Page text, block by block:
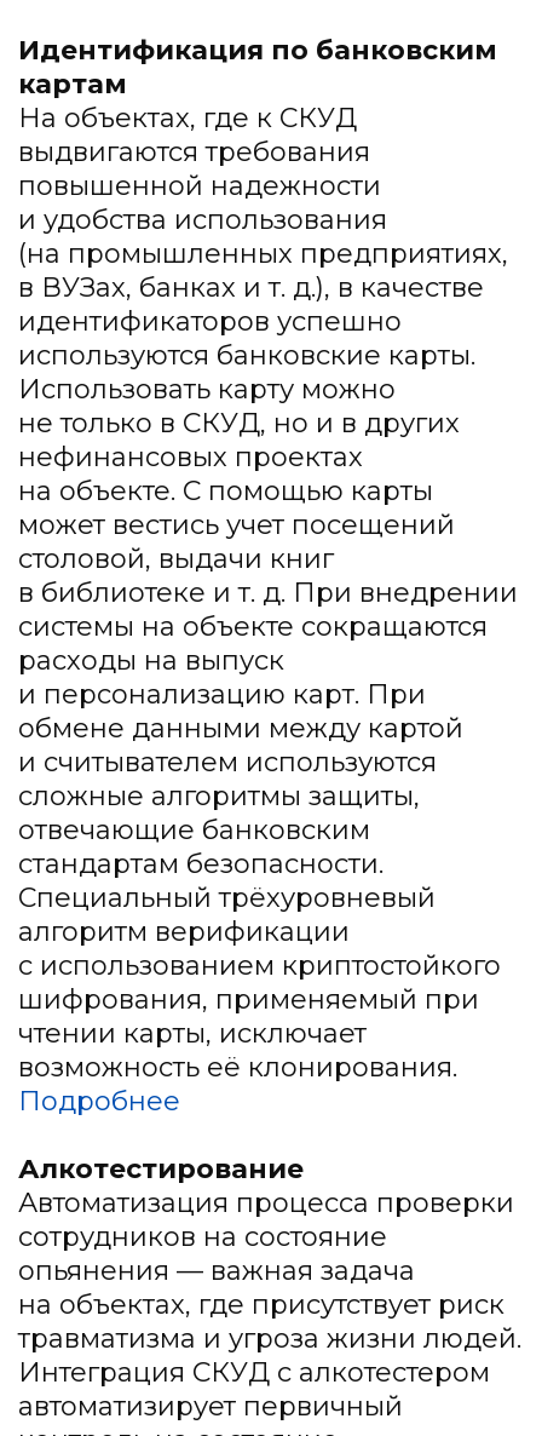
Идентификация по банковским
картам
На объектах, где к СКУД
выдвигаются требования
повышенной надежности
и удобства использования
(на промышленных предприятиях,
в ВУЗах, банках и т. д.), в качестве
идентификаторов успешно
используются банковские карты.
Использовать карту можно
не только в СКУД, но и в других
нефинансовых проектах
на объекте. С помощью карты
может вестись учет посещений
столовой, выдачи книг
в библиотеке и т. д. При внедрении
системы на объекте сокращаются
расходы на выпуск
и персонализацию карт. При
обмене данными между картой
и считывателем используются
сложные алгоритмы защиты,
отвечающие банковским
стандартам безопасности.
Специальный трёхуровневый
алгоритм верификации
с использованием криптостойкого
шифрования, применяемый при
чтении карты, исключает
возможность её клонирования.
Подробнее
Алкотестирование
Автоматизация процесса проверки
сотрудников на состояние
опьянения — важная задача
на объектах, где присутствует риск
травматизма и угроза жизни людей.
Интеграция СКУД с алкотестером
автоматизирует первичный